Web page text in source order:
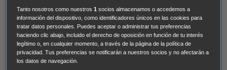
NCIS: Nueva Orleans Pandora En fuera de juego
The Shield: Al margen de la ley Duplicated Preacher
The Killing Kind Intersecciones DOC Bite Club
Chicago Fire
Monarch Circuito cerrado
Alert: Unidad
de personas desaparecidas
Tanto nosotros como nuestros1 socios almacenamos o accedemos a
información del dispositivo, como identificadores únicos en las cookies para
tratar datos personales. Puedes aceptar o administrar tus preferencias
haciendo clic abajo, incluido el derecho de oposición en función de tu interés
legítimo o, en cualquier momento, a través de la página de la política de
privacidad. Tus preferencias se notificarán a nuestros socios y no afectarán a
los datos de navegación.